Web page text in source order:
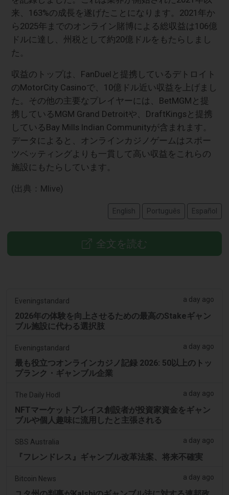
来、163%の成長を遂げたことになります。2021年か
ら2025年までのオンライン賭博による総収益は106億
ドルに達し、州税として約20億ドルをもたらしまし
た。
収益のトップは、FanDuelと提携しているデトロイト
のMotorCity Casinoで、10億ドル近い収益を上げまし
た。その他の主要なプレイヤーには、BetMGMと提
携しているMGM Grand Detroitや、DraftKingsと提携
しているBay Mills Indian Communityが含まれます。
データによると、オンラインカジノゲームはスポー
ツベッティングよりも一貫して高い収益をこれらの
施設にもたらしています。
(出典：Mlive)
English Português Español
全文を読む
Eveningstandard a day ago
2026年の体験を向上させるための最高のStakeギャン
ブル施設に代わる選択肢
Eveningstandard a day ago
最も役立つオンラインカジノ記録 2026: 50以上のトッ
プランク・ギャンブル企業
The Daily Hodl a day ago
NFTマーケットプレイス創設者が投資家資金をギャン
ブルや個人趣味に流用したと主張される
SBS Australia a day ago
『フレンドレス』ギャンブル改革法案、将来不確実
Bitcoin News a day ago